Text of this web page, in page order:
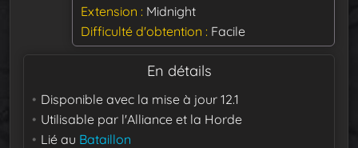
Extension
Midnight
Difficulté d'obtention
Facile
En détails
Disponible avec la mise à jour 12.1
Utilisable par l'Alliance et la Horde
Lié au Bataillon